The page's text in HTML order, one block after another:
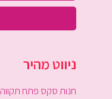
ניווט מהיר
חנות סקס פתח תקווה